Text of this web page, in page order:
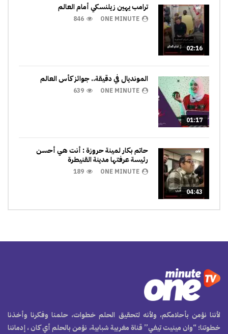
02:16
ترامب يهين زيلنسكي أمام العالم
ONE MINUTE
846
01:17
المونديال في دقيقة.. جوائز كأس العالم
ONE MINUTE
639
04:43
حاتم بكار لمينة حروزة : أنت هي أحسن
رئيسة عرفتها مدينة القنيطرة
ONE MINUTE
189
لأننا نؤمن بأحلامكم، ولأنه لتحقيق الحلم خطوات، حلمنا وفكرنا وأخذنا
خطوتنا؛ “وان مينيت تيفي” قناة مغربية شبابية، نؤمن بالحلم أي كان ، إدماننا